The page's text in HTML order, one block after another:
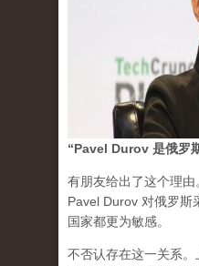
“Pavel Durov 是俄罗
有朋友给出了这个理
Pavel Durov 对俄罗斯
国家都更为敏感。
不否认存在这一关系